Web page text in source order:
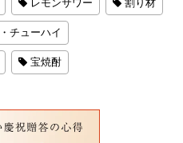
レモンサワー 割り材
チューハイ
宝焼酎